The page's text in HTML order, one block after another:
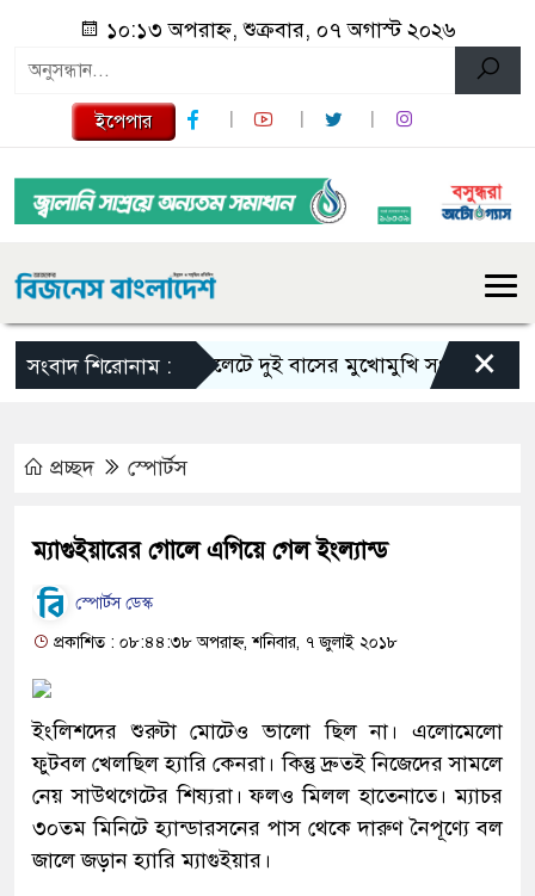
১০:১৩ অপরাহ্ন, শুক্রবার, ০৭ অগাস্ট ২০২৬
ইপেপার
সংবাদ শিরোনাম :সিলেটে দুই বাসের মুখোমুখি সংঘর্ষে নিহত×
প্রচ্ছদ স্পোর্টস
ম্যাগুইয়ারের গোলে এগিয়ে গেল ইংল্যান্ড
স্পোর্টস ডেস্ক
প্রকাশিত : ০৮:৪৪:৩৮ অপরাহ্ন, শনিবার, ৭ জুলাই ২০১৮
ইংলিশদের শুরুটা মোটেও ভালো ছিল না। এলোমেলো
ফুটবল খেলছিল হ্যারি কেনরা। কিন্তু দ্রুতই নিজেদের সামলে
নেয় সাউথগেটের শিষ্যরা। ফলও মিলল হাতেনাতে। ম্যাচর
৩০তম মিনিটে হ্যান্ডারসনের পাস থেকে দারুণ নৈপূণ্যে বল
জালে জড়ান হ্যারি ম্যাগুইয়ার।